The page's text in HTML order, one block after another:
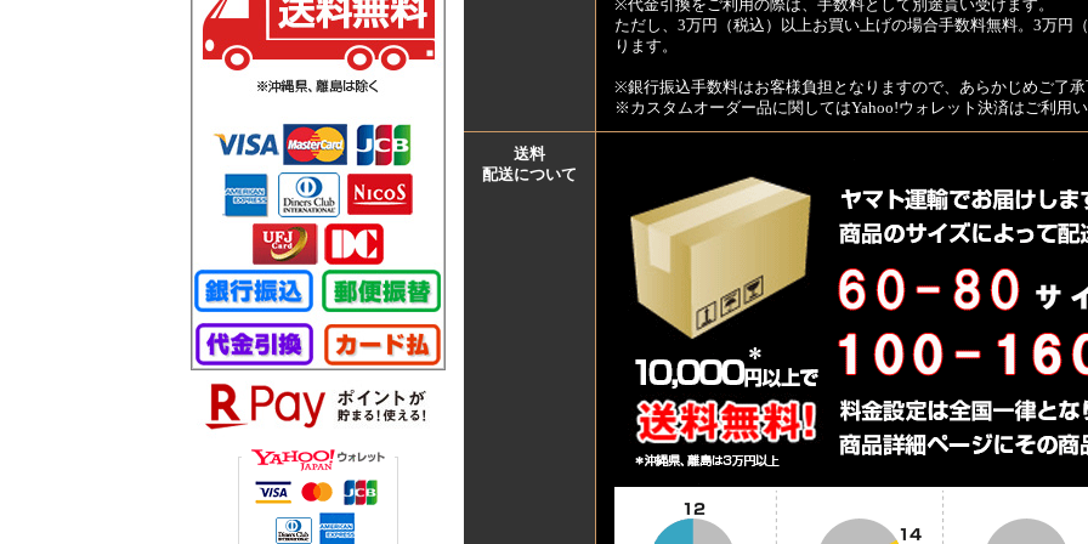
※代金引換をご利用の際は、手数料として別途貰い受けます。
ただし、3万円（税込）以上お買い上げの場合手数料無料。3万円
ります。
※銀行振込手数料はお客様負担となりますので、あらかじめご了
※カスタムオーダー品に関してはYahoo!ウォレット決済はご利用
送料
配送について